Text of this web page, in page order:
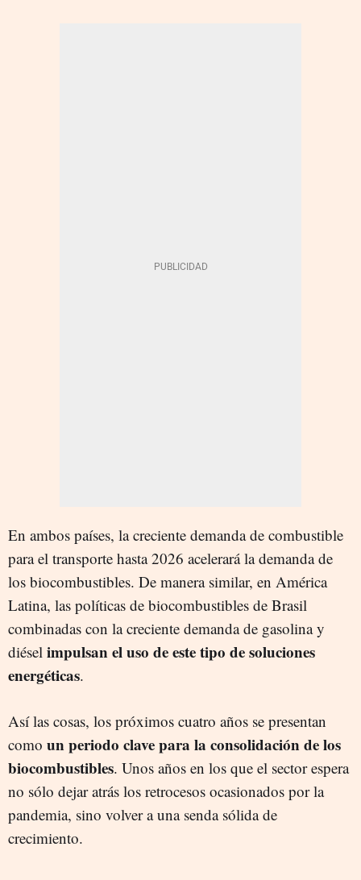
En ambos países, la creciente demanda de combustible
para el transporte hasta 2026 acelerará la demanda de
los biocombustibles. De manera similar, en América
Latina, las políticas de biocombustibles de Brasil
combinadas con la creciente demanda de gasolina y
diésel impulsan el uso de este tipo de soluciones
energéticas.
Así las cosas, los próximos cuatro años se presentan
como un periodo clave para la consolidación de los
biocombustibles. Unos años en los que el sector espera
no sólo dejar atrás los retrocesos ocasionados por la
pandemia, sino volver a una senda sólida de
crecimiento.